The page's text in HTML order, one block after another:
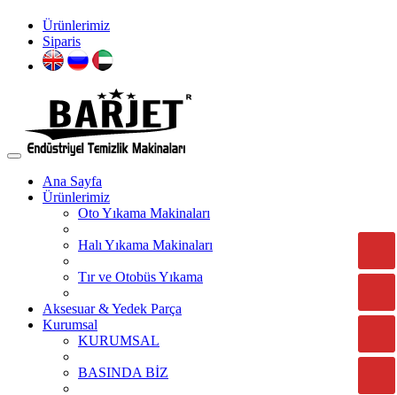
Ürünlerimiz
Siparis
Ana Sayfa
Ürünlerimiz
Oto Yıkama Makinaları
Halı Yıkama Makinaları
Tır ve Otobüs Yıkama
Aksesuar & Yedek Parça
Kurumsal
KURUMSAL
BASINDA BİZ